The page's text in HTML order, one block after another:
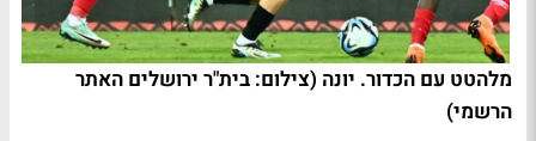
מלהטט עם הכדור. יונה (צילום: בית"ר ירושלים האתר
הרשמי)